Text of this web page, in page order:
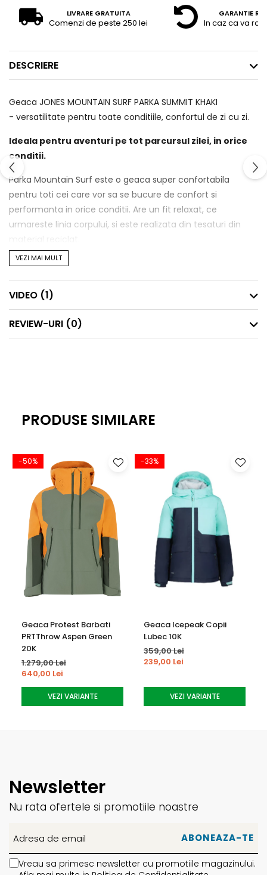
LIVRARE GRATUITA
Comenzi de peste 250 lei
GARANTIE
In caz ca va
DESCRIERE
Geaca JONES MOUNTAIN SURF PARKA SUMMIT KHAKI
- versatilitate pentru toate conditiile, confortul de zi cu zi.
Ideala pentru aventuri pe tot parcursul zilei, in orice
conditii.
Parka Mountain Surf este o geaca super confortabila
pentru toti cei care vor sa se bucure de confort si
performanta in orice conditii. Are un fit relaxat, ce
urmareste linia corpului, si este realizata din tesaturi din
Gluga si manecile se uda cel mai adesea, sunt realizate din
tesatura RipStop cu un plus rezistenta maxima la
abraziune, oferind
20k, materialul trunchiului este realizat dintr-o tesatura
elastica ce ofera liberate de miscare. Insulatia este din
Primaloft BIO, iar captuseala interioara din poliester elastic
exterior.
Tesaturi Eco-Performance 46% poliester reciclat 54%
poliester tesatura frontala elastica x4 din RipStop si o
tesatura dubla 75D. Membrana de impermeabilitate
complet vulcanizata cu DWR fara PFC.
Insulatia Primaloft
100%
din material reciclat. Captuseala 100% din poliester
reciclat.
impermeabilitate si respirabilitate 20k
Specificatii
fusta de zapada
prindere talie reglabila
cusaturi vulcanizate
VEZI MAI MULT
VIDEO (1)
REVIEW-URI (0)
PRODUSE SIMILARE
-50%
Geaca Protest Barbati
PRTThrow Aspen Green
20K
1.279,00 Lei
640,00 Lei
VEZI VARIANTE
-33%
Geaca Icepeak Copii
Lubec 10K
359,00 Lei
239,00 Lei
VEZI VARIANTE
Newsletter
Nu rata ofertele si promotiile noastre
Vreau sa primesc newsletter cu promotiile magazinului.